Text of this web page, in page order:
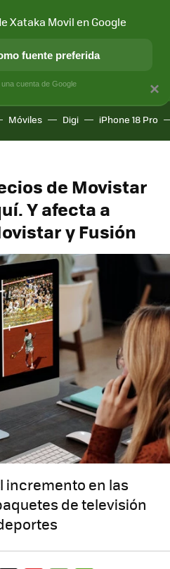
APLICACIONES
Móviles Digi iPhone 18 Pro
de Movistar
Y afecta a
y Fusión
incremento en las
de televisión
×
Xataka Movil en Google
fuente preferida
cuenta de Google